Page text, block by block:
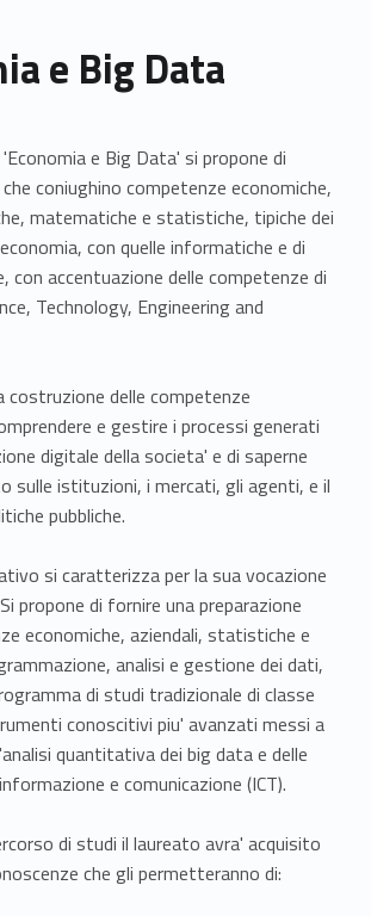
e Big Data
e Big Data' si propone di
coniughino competenze economiche,
matematiche e statistiche, tipiche dei
con quelle informatiche e di
con accentuazione delle competenze di
Technology, Engineering and
costruzione delle competenze
e gestire i processi generati
digitale della societa' e di saperne
sulle istituzioni, i mercati, gli agenti, e il
pubbliche.
si caratterizza per la sua vocazione
propone di fornire una preparazione
economiche, aziendali, statistiche e
analisi e gestione dei dati,
di studi tradizionale di classe
conoscitivi piu' avanzati messi a
quantitativa dei big data e delle
e comunicazione (ICT).
di studi il laureato avra' acquisito
che gli permetteranno di: